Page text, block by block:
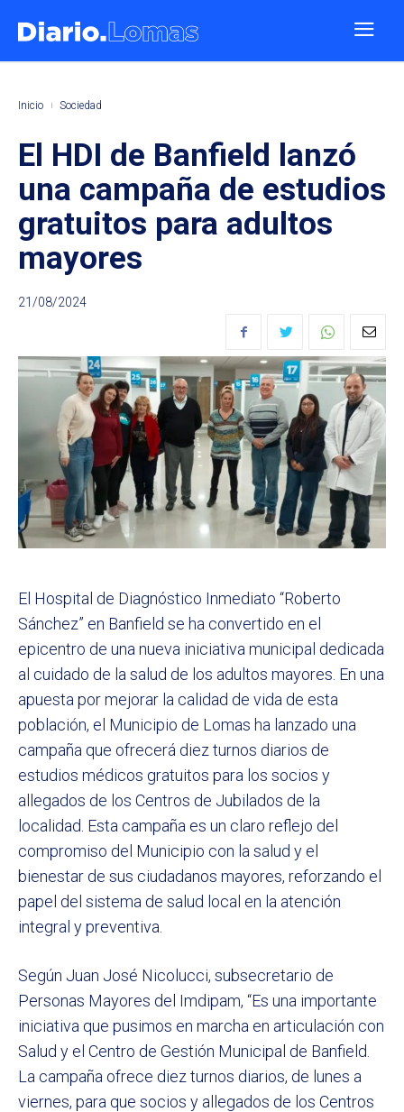
Inicio Sociedad
El HDI de Banfield lanzó
una campaña de estudios
gratuitos para adultos
mayores
21/08/2024
El Hospital de Diagnóstico Inmediato “Roberto
Sánchez” en Banfield se ha convertido en el
epicentro de una nueva iniciativa municipal dedicada
al cuidado de la salud de los adultos mayores. En una
apuesta por mejorar la calidad de vida de esta
población, el Municipio de Lomas ha lanzado una
campaña que ofrecerá diez turnos diarios de
estudios médicos gratuitos para los socios y
allegados de los Centros de Jubilados de la
localidad. Esta campaña es un claro reflejo del
compromiso del Municipio con la salud y el
bienestar de sus ciudadanos mayores, reforzando el
papel del sistema de salud local en la atención
integral y preventiva.
Según Juan José Nicolucci, subsecretario de
Personas Mayores del Imdipam, “Es una importante
iniciativa que pusimos en marcha en articulación con
Salud y el Centro de Gestión Municipal de Banfield.
La campaña ofrece diez turnos diarios, de lunes a
viernes, para que socios y allegados de los Centros